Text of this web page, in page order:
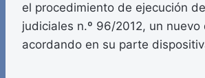
el procedimiento de ejecución
judiciales n.º 96/2012, un nuevo
acordando en su parte